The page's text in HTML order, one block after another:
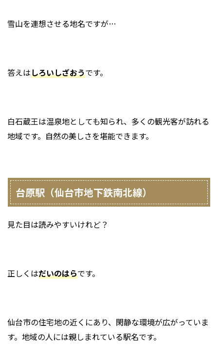
雪山を連想させる地名ですが…
答えはしろいしざおうです。
白石蔵王は温泉地としても知られ、多くの観光客が訪れる
地域です。自然の美しさを堪能できます。
台原駅（仙台市地下鉄南北線）
見た目は読みやすいけれど？
正しくはだいのはらです。
仙台市の住宅地の近くにあり、閑静な環境が広がっていま
す。地域の人には親しまれている駅名です。